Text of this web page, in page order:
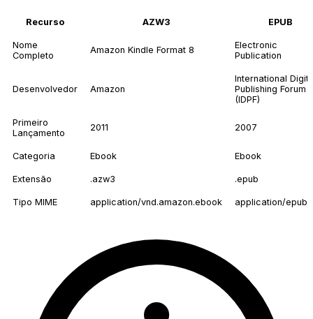
Recurso AZW3 EPUB
Nome
Completo
Amazon Kindle Format 8
Electronic
Publication
Desenvolvedor Amazon
International
Publishing Forum
(IDPF)
Primeiro
Lançamento
2011 2007
Categoria Ebook Ebook
Extensão .azw3 .epub
Tipo MIME application/vnd.amazon.ebook application/